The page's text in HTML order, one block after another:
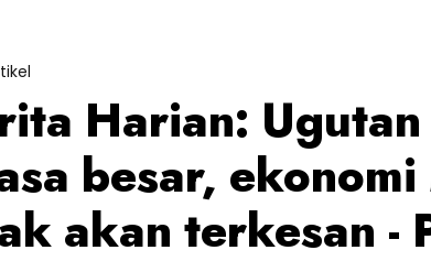
Harian:
besar,
akan terkesan -